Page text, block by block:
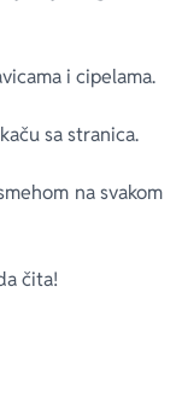
i cipelama.
sa stranica.
na svakom
čita!